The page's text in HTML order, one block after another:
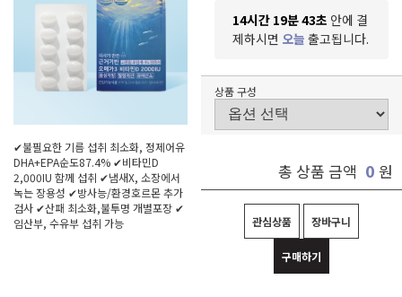
✔불필요한 기름 섭취 최소화, 정제어유
DHA+EPA순도87.4% ✔비타민D
2,000IU 함께 섭취 ✔냄새X, 소장에서
녹는 장용성 ✔방사능/환경호르몬 추가
검사 ✔산패 최소화,불투명 개별포장 ✔
임산부, 수유부 섭취 가능
14시간 19분 41초 안에 결
제하시면 오늘 출고됩니다.
상품 구성
총 상품 금액 0 원
관심상품 장바구니
구매하기